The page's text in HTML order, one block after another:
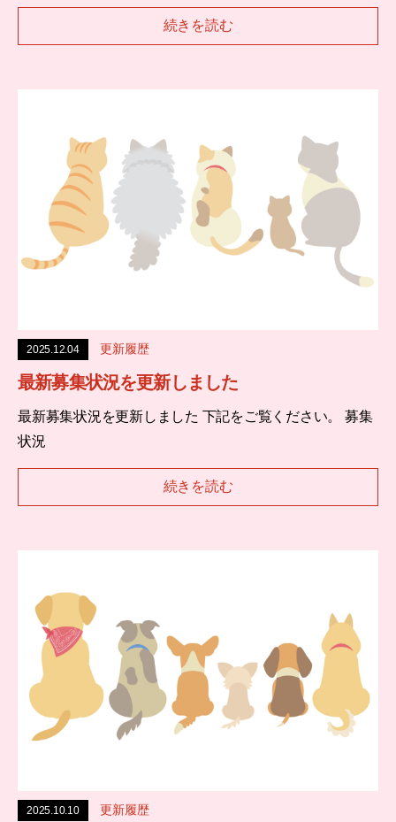
続きを読む
2025.12.04 更新履歴
最新募集状況を更新しました
最新募集状況を更新しました 下記をご覧ください。 募集
状況
続きを読む
2025.10.10 更新履歴